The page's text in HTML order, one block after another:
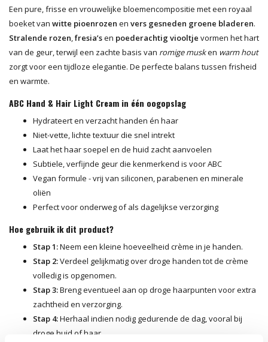
Een pure, frisse en vrouwelijke bloemencompositie met een royaal
boeket van witte pioenrozen en vers gesneden groene bladeren.
Stralende rozen fresia’sen poederachtig viooltje vormen het hart
van de geur, terwijl een zachte basis van romige musken warm hout
zorgt voor een tijdloze elegantie. De perfecte balans tussen frisheid
en warmte.
ABC Hand & Hair Light Cream in één oogopslag
Hydrateert en verzacht handen én haar
Niet-vette, lichte textuur die snel intrekt
Laat het haar soepel en de huid zacht aanvoelen
Subtiele, verfijnde geur die kenmerkend is voor ABC
Vegan formule - vrij van siliconen, parabenen en minerale
oliën
Perfect voor onderweg of als dagelijkse verzorging
Hoe gebruik ik dit product?
Stap 1:Neem een kleine hoeveelheid crème in je handen.
Stap 2:Verdeel gelijkmatig over droge handen tot de crème
volledig is opgenomen.
Stap 3:Breng eventueel aan op droge haarpunten voor extra
zachtheid en verzorging.
Stap 4:Herhaal indien nodig gedurende de dag, vooral bij
droge huid of haar.